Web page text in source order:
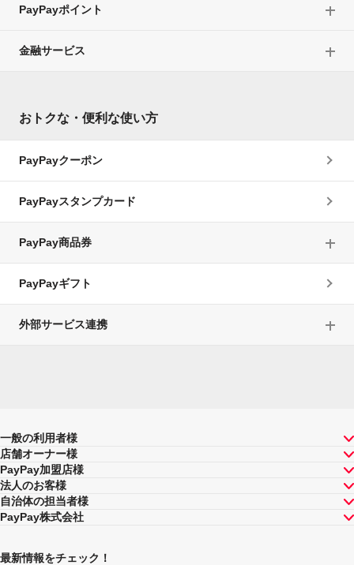
PayPayポイント
金融サービス
おトクな・便利な使い方
PayPayクーポン
PayPayスタンプカード
PayPay商品券
PayPayギフト
外部サービス連携
一般の利用者様
店舗オーナー様
PayPay加盟店様
法人のお客様
自治体の担当者様
PayPay株式会社
最新情報をチェック！